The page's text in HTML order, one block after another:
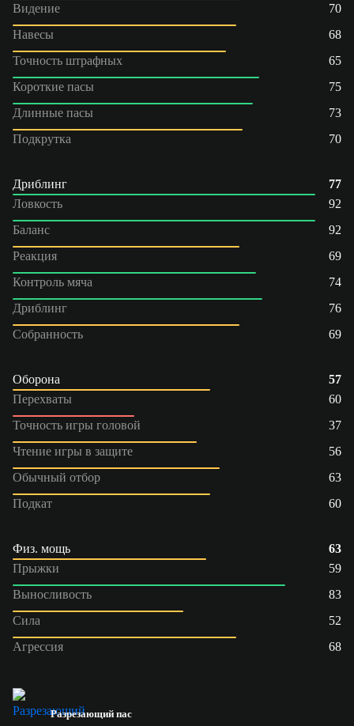
Видение
70
Навесы
68
Точность штрафных
65
Короткие пасы
75
Длинные пасы
73
Подкрутка
70
Дриблинг
77
Ловкость
92
Баланс
92
Реакция
69
Контроль мяча
74
Дриблинг
76
Собранность
69
Оборона
57
Перехваты
60
Точность игры головой
37
Чтение игры в защите
56
Обычный отбор
63
Подкат
60
Физ. мощь
63
Прыжки
59
Выносливость
83
Сила
52
Агрессия
68
Разрезающий пас